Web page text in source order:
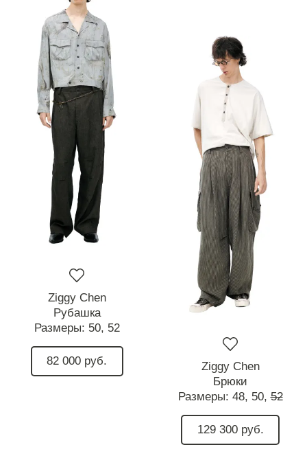
Ziggy Chen
Рубашка
Размеры: 50, 52
82 000 руб.
Ziggy Chen
Брюки
Размеры: 48, 50, 52
129 300 руб.